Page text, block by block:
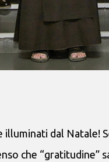
illuminati dal Natale!
che “gratitudine”